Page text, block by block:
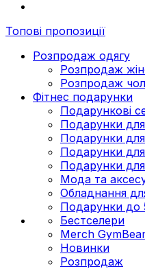
Топові пропозиції
Розпродаж одягу
Розпродаж
Розпродаж
Фітнес подарунки
Подарункові
Подарунки
Подарунки для
Подарунки
Подарунки для
Мода та
Обладнання
Подарунки до
Бестселери
Merch
Новинки
Розпродаж